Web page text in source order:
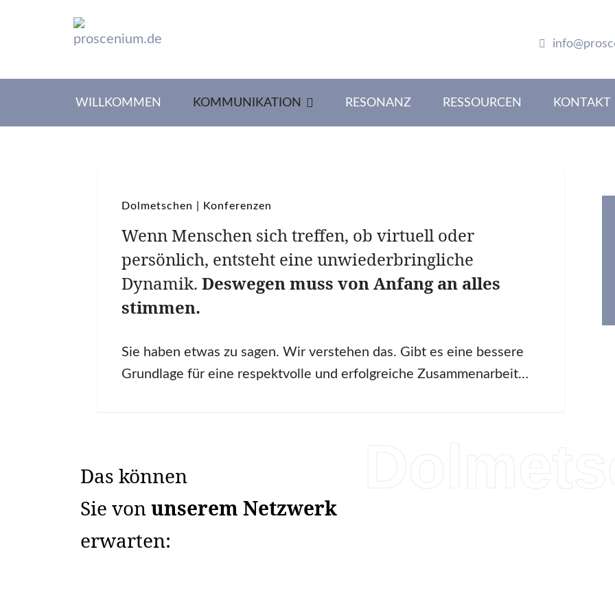
WILLKOMMEN KOMMUNIKATION RESONANZ RESSOURCEN KONTAKT
Dolmetschen | Konferenzen
Wenn Menschen sich treffen, ob virtuell oder
persönlich, entsteht eine unwiederbringliche
Dynamik. Deswegen muss von Anfang an alles
stimmen.
Sie haben etwas zu sagen. Wir verstehen das. Gibt es eine bessere
Grundlage für eine respektvolle und erfolgreiche Zusammenarbeit…
Das können
Sie vonunserem Netzwerk
erwarten: